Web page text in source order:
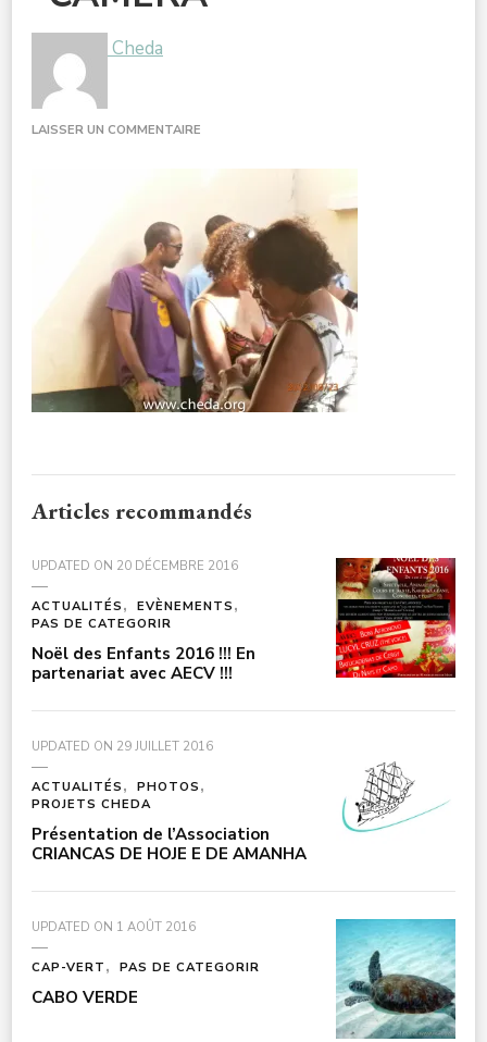
Cheda
LAISSER UN COMMENTAIRE
DIGITAL
Articles recommandés
UPDATED ON 20 DÉCEMBRE 2016
ACTUALITÉS
EVÈNEMENTS
PAS DE CATEGORIR
Noël des Enfants 2016 !!! En
partenariat avec AECV !!!
UPDATED ON 29 JUILLET 2016
ACTUALITÉS
PHOTOS
PROJETS CHEDA
Présentation de l’Association
CRIANCAS DE HOJE E DE AMANHA
UPDATED ON 1 AOÛT 2016
CAP-VERT PAS DE CATEGORIR
CABO VERDE